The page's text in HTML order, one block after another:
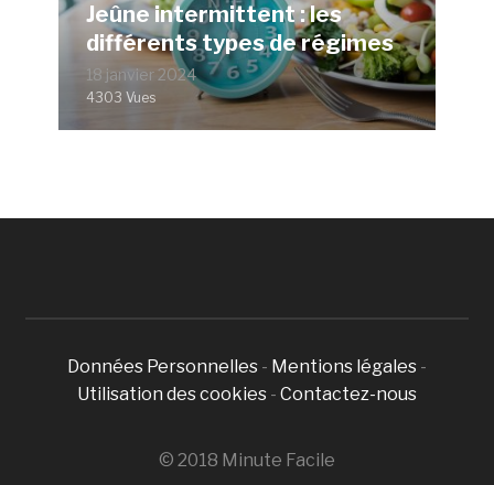
Jeûne intermittent : les
différents types de régimes
18 janvier 2024
4303 Vues
Données Personnelles - Mentions légales -
Utilisation des cookies - Contactez-nous
© 2018 Minute Facile